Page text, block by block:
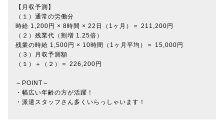
【月収予測】
（１）通常の労働分
時給 1,200円 × 8時間 × 22日（1ヶ月）＝ 211,200円
（２）残業代（割増 1.25倍）
残業の時給 1,500円 × 10時間（1ヶ月平均）＝ 15,000円
（３）月収予測額
（１）＋（２）＝ 226,200円
～POINT～
・幅広い年齢の方が活躍！
・派遣スタッフさん多くいらっしゃいます！